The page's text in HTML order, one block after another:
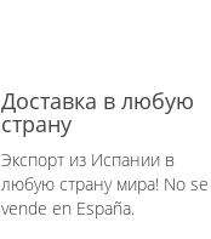
Доставка в любую
страну
Экспорт из Испании в
любую страну мира! No se
vende en España.